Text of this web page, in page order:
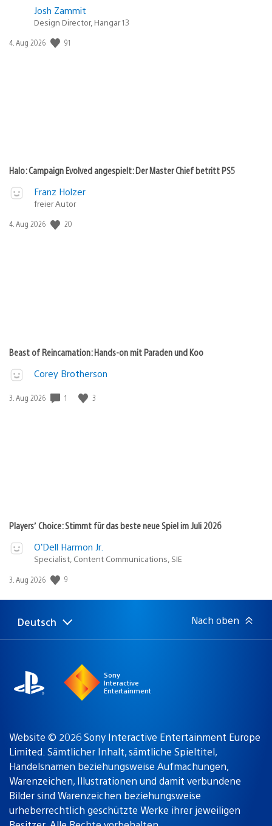
Josh Zammit
Design Director, Hangar 13
Veröffentlichungsdatum:
4. Aug 2026 91
Halo: Campaign Evolved angespielt: Der Master Chief betritt PS5
Franz Holzer
freier Autor
Veröffentlichungsdatum:
4. Aug 2026 20
Beast of Reincarnation: Hands-on mit Paraden und Koo
Corey Brotherson
Veröffentlichungsdatum:
3. Aug 2026 1 3
Players’ Choice: Stimmt für das beste neue Spiel im Juli 2026
O’Dell Harmon Jr.
Specialist, Content Communications, SIE
Veröffentlichungsdatum:
3. Aug 2026 9
Select
Aktuelle
Deutsch Nach oben
Sony
Interactive
Entertainment
Website © 2026 Sony Interactive Entertainment Europe
Limited. Sämtlicher Inhalt, sämtliche Spieltitel,
Handelsnamen beziehungsweise Aufmachungen,
Warenzeichen, Illustrationen und damit verbundene
Bilder sind Warenzeichen beziehungsweise
urheberrechtlich geschützte Werke ihrer jeweiligen